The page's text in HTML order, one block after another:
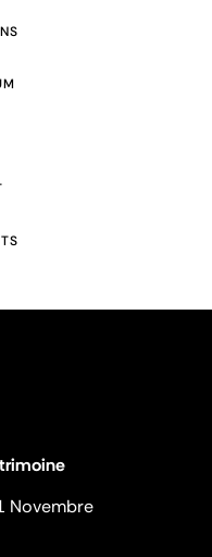
Novembre